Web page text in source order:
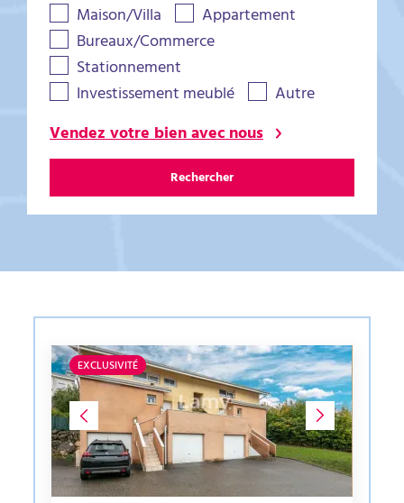
Maison/Villa
Appartement
Bureaux/Commerce
Stationnement
Investissement meublé
Autre
Vendez votre bien avec nous
Rechercher
EXCLUSIVITÉ